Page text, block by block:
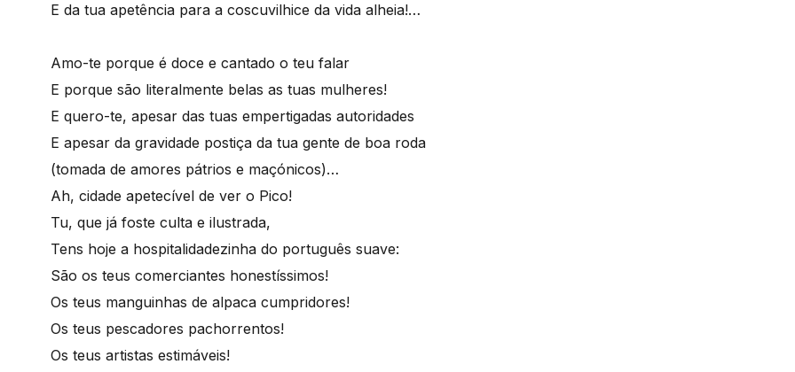
E da tua apetência para a coscuvilhice da vida alheia!…
Amo-te porque é doce e cantado o teu falar
E porque são literalmente belas as tuas mulheres!
E quero-te, apesar das tuas empertigadas autoridades
E apesar da gravidade postiça da tua gente de boa roda
(tomada de amores pátrios e maçónicos)…
Ah, cidade apetecível de ver o Pico!
Tu, que já foste culta e ilustrada,
Tens hoje a hospitalidadezinha do português suave:
São os teus comerciantes honestíssimos!
Os teus manguinhas de alpaca cumpridores!
Os teus pescadores pachorrentos!
Os teus artistas estimáveis!